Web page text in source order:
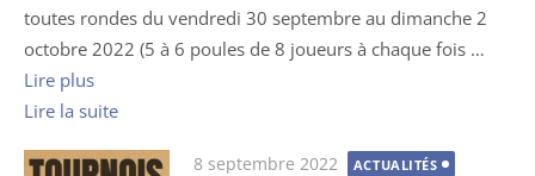
toutes rondes du vendredi 30 septembre au dimanche 2
octobre 2022 (5 à 6 poules de 8 joueurs à chaque fois …
Lire plus
Lire la suite
Publié
8 septembre 2022
ACTUALITÉS